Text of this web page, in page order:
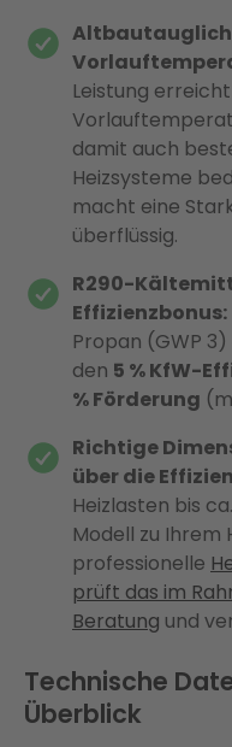
Altbautauglich
Leistung
damit auch
Heizsysteme
macht eine
überflüssig.
R290-
Effizienzbonus:
Propan (GWP
den 5 % KfW-
% Förderung
Richtige
über die
Heizlasten bis
Modell zu Ihrem
professionelle
prüft das im
Beratung und
Technische
Überblick